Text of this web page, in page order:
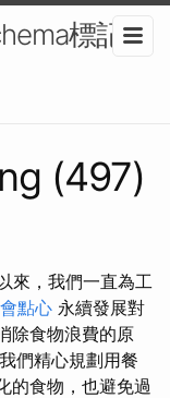
標記提
(497)
來，我們一直為工
點心 永續發展對
除食物浪費的原
我們精心規劃用餐
的食物，也避免過